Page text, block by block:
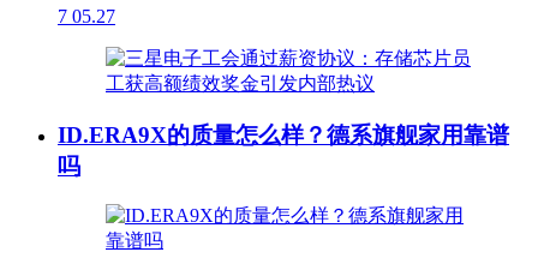
7 05.27
ID.ERA9X的质量怎么样？德系旗舰家用靠谱
吗